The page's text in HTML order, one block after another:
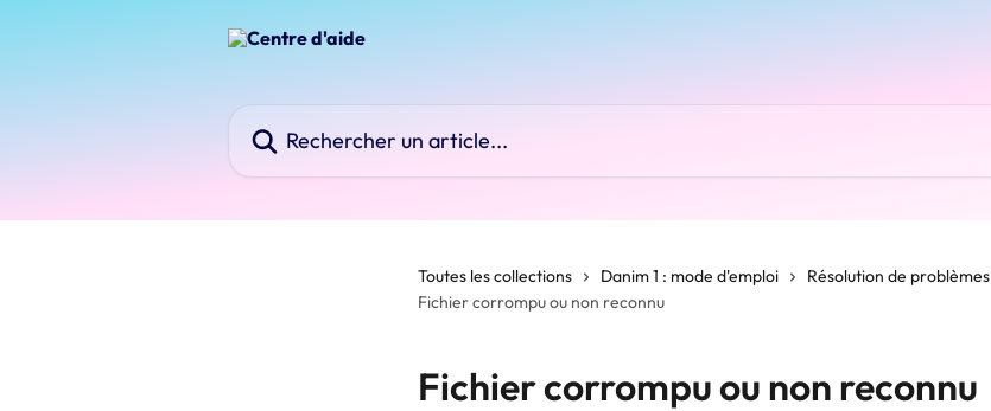
Toutes les collections Danim 1 : mode d'emploi
Résolution de problèmes
Fichier corrompu ou non reconnu
Fichier corrompu ou non reconnu